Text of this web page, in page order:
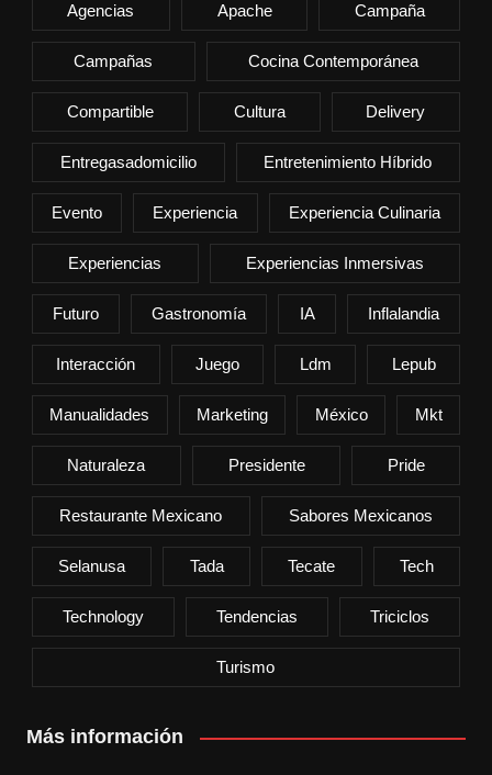
Agencias Apache Campaña
Campañas Cocina Contemporánea
Compartible Cultura Delivery
Entregasadomicilio Entretenimiento Híbrido
Evento Experiencia Experiencia Culinaria
Experiencias Experiencias Inmersivas
Futuro Gastronomía IA Inflalandia
Interacción Juego Ldm Lepub
Manualidades Marketing México Mkt
Naturaleza Presidente Pride
Restaurante Mexicano Sabores Mexicanos
Selanusa Tada Tecate Tech
Technology Tendencias Triciclos
Turismo
Más información